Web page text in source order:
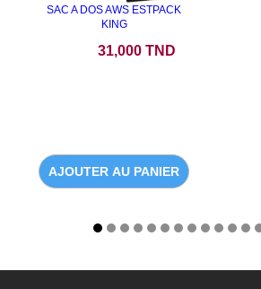
SAC A DOS AWS ESTPACK
KING
31,000 TND
AJOUTER AU PANIER